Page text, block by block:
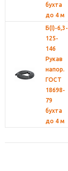
бухта
до 4 м
Б(I)-6,3-
125-
146
Рукав
напор.
ГОСТ
18698-
79
бухта
до 4 м